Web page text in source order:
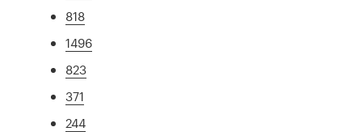
818
1496
823
371
244